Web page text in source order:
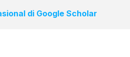
di Google Scholar